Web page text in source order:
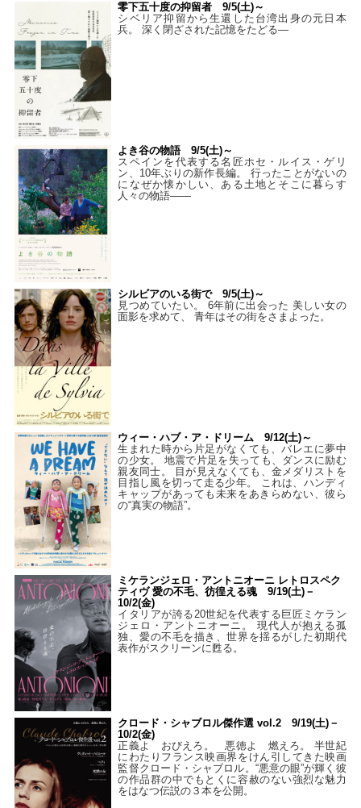
零下五十度の抑留者 9/5(土)～
シベリア抑留から生還した台湾出身の元日本
兵。 深く閉ざされた記憶をたどる—
よき谷の物語 9/5(土)～
スペインを代表する名匠ホセ・ルイス・ゲリ
ン、10年ぶりの新作長編。 行ったことがないの
になぜか懐かしい、ある土地とそこに暮らす
人々の物語――
シルビアのいる街で 9/5(土)～
見つめていたい。 6年前に出会った 美しい女の
面影を求めて、 青年はその街をさまよった。
ウィー・ハブ・ア・ドリーム 9/12(土)～
生まれた時から片足がなくても、バレエに夢中
の少女。 地震で片足を失っても、ダンスに励む
親友同士。 目が見えなくても、金メダリストを
目指し風を切って走る少年。 これは、ハンディ
キャップがあっても未来をあきらめない、彼ら
の“真実の物語”。
ミケランジェロ・アントニオーニ レトロスペク
ティヴ 愛の不毛、彷徨える魂 9/19(土)－
10/2(金)
イタリアが誇る20世紀を代表する巨匠ミケラン
ジェロ・アントニオーニ。 現代人が抱える孤
独、愛の不毛を描き、世界を揺るがした初期代
表作がスクリーンに甦る。
クロード・シャブロル傑作選 vol.2 9/19(土)－
10/2(金)
正義よ おびえろ。 悪徳よ 燃えろ。 半世紀
にわたりフランス映画界をけん引してきた映画
監督クロード・シャブロル。“悪意の眼”が輝く彼
の作品群の中でもとくに容赦のない強烈な魅力
をはなつ伝説の３本を公開。